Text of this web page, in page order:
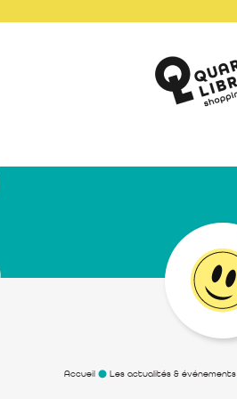
Accueil Les actualités & événements